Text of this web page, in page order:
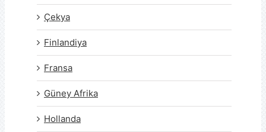
Çekya
Finlandiya
Fransa
Güney Afrika
Hollanda